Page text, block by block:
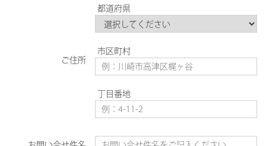
ご住所
都道府県
市区町村
丁目番地